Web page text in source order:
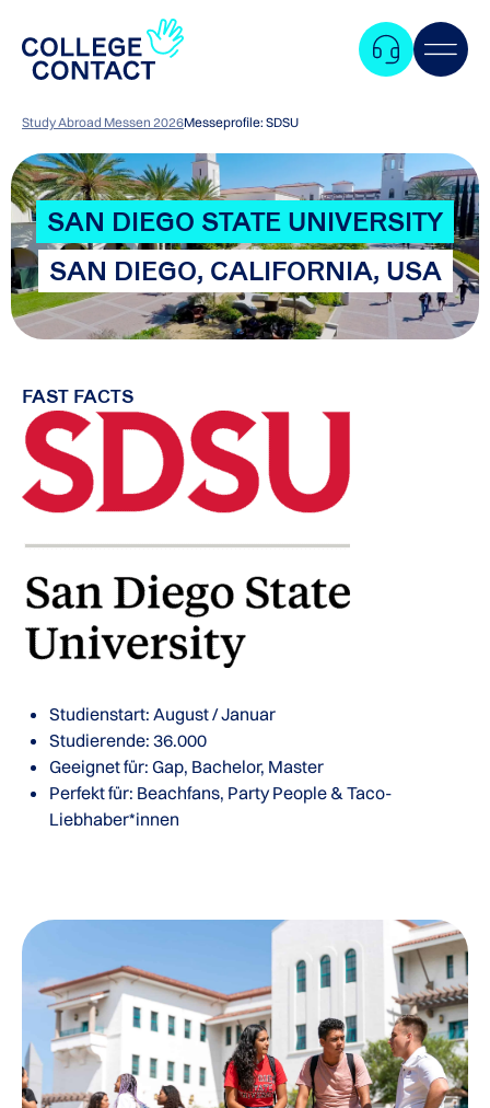
Study Abroad Messen 2026Messeprofile: SDSU
SAN DIEGO STATE UNIVERSITY
SAN DIEGO, CALIFORNIA, USA
FAST FACTS
Studienstart: August / Januar
Studierende: 36.000
Geeignet für: Gap, Bachelor, Master
Perfekt für: Beachfans, Party People & Taco-
Liebhaber*innen